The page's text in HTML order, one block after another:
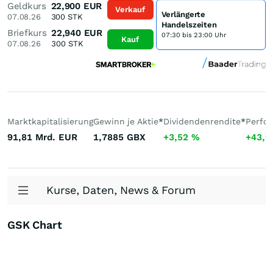
Geldkurs
07.08.26
22,900 EUR
300 STK
Briefkurs
07.08.26
22,940 EUR
300STK
Verkauf
Kauf
Verlängerte
Handelszeiten
07:30 bis 23:00 Uhr
Marktkapitalisierung
91,81 Mrd. EUR
Gewinn je Aktie*
1,7885 GBX
Dividendenrendite*
+3,52 %
Kurse, Daten, News & Forum
GSK Chart